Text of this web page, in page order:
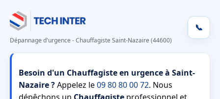
Dépannage d'urgence - Chauffagiste Saint-Nazaire (44600)
📞
Besoin d'un Chauffagiste en urgence à Saint-
Nazaire ?Appelez le09 80 80 00 72. Nous